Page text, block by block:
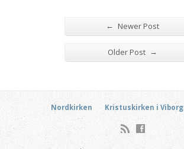
← Newer Post
Older Post →
Nordkirken Kristuskirken i Viborg